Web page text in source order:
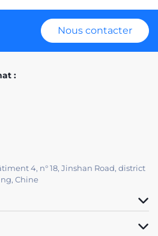
Nous contacter
:
4, n° 18, Jinshan Road, district
Chine